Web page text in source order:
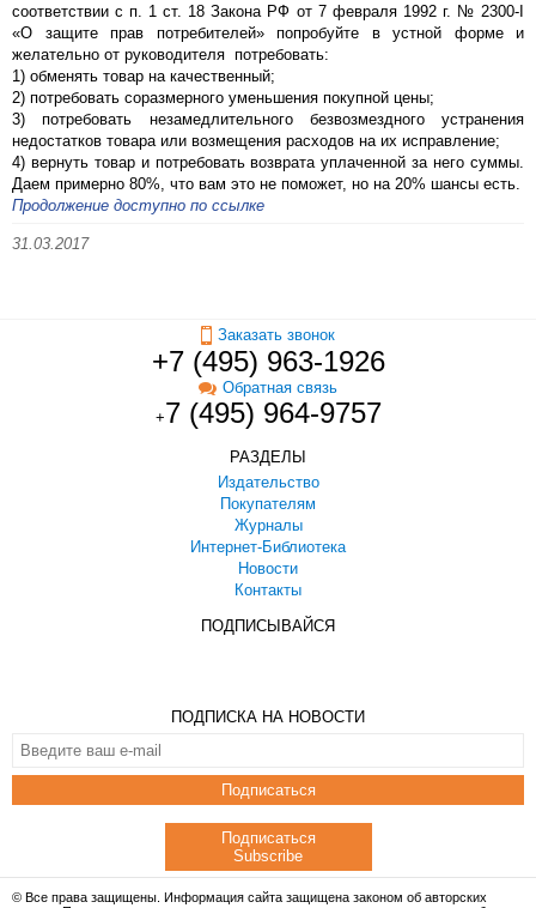
соответствии с п. 1 ст. 18 Закона РФ от 7 февраля 1992 г. № 2300-I
«О защите прав потребителей» попробуйте в устной форме и
желательно от руководителя потребовать:
1) обменять товар на качественный;
2) потребовать соразмерного уменьшения покупной цены;
3) потребовать незамедлительного безвозмездного устранения
недостатков товара или возмещения расходов на их исправление;
4) вернуть товар и потребовать возврата уплаченной за него суммы.
Даем примерно 80%, что вам это не поможет, но на 20% шансы есть.
Продолжение доступно по ссылке
31.03.2017
Заказать звонок
+7 (495) 963-1926
Обратная связь
+7 (495) 964-9757
РАЗДЕЛЫ
Издательство
Покупателям
Журналы
Интернет-Библиотека
Новости
Контакты
ПОДПИСЫВАЙСЯ
ПОДПИСКА НА НОВОСТИ
Подписаться
Подписаться
Subscribe
© Все права защищены. Информация сайта защищена законом об авторских